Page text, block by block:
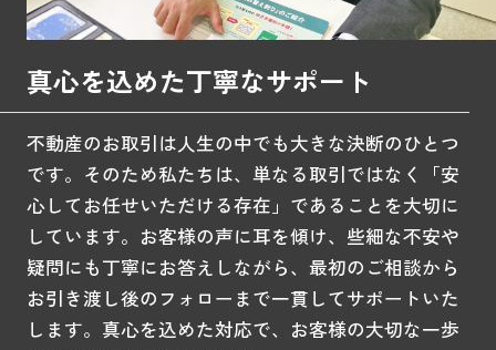
真心を込めた丁寧なサポート
不動産のお取引は人生の中でも大きな決断のひとつ
です。そのため私たちは、単なる取引ではなく「安
心してお任せいただける存在」であることを大切に
しています。お客様の声に耳を傾け、些細な不安や
疑問にも丁寧にお答えしながら、最初のご相談から
お引き渡し後のフォローまで一貫してサポートいた
します。真心を込めた対応で、お客様の大切な一歩